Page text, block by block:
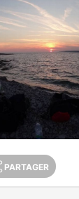
PARTAGER